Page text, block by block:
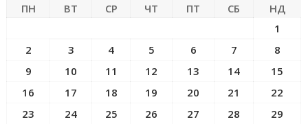
ПН ВТ СР ЧТ ПТ СБ
НД
1
2
3 4 5 6 7
8
9
10 11 12 13 14
15
16
17 18 19 20 21
22
23
24 25 26 27 28 29